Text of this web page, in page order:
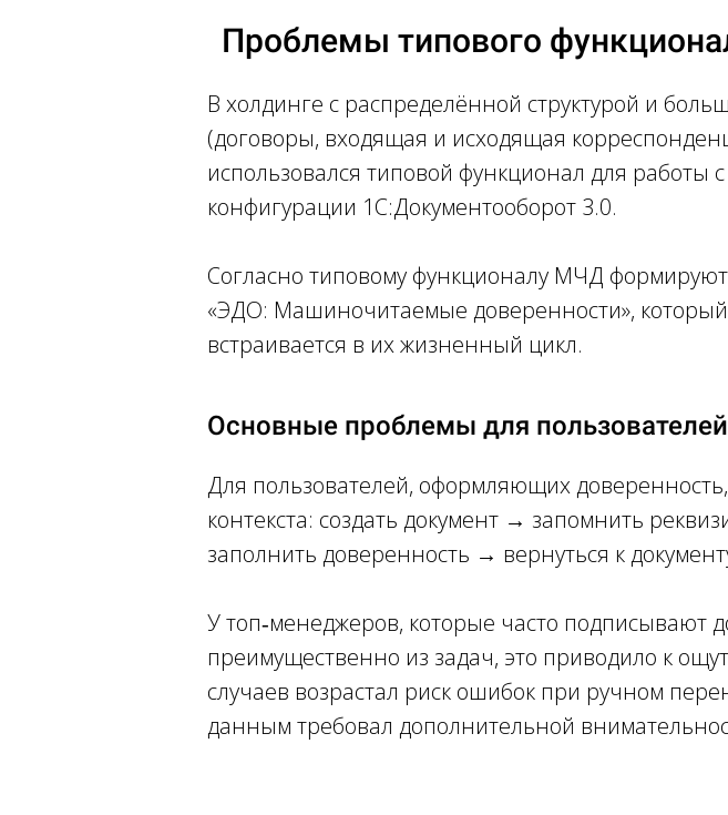
Проблемы типового
В холдинге с распределённой структурой и
(договоры, входящая и исходящая
использовался типовой функционал для
конфигурации 1С:Документооборот 3.0.
Согласно типовому функционалу МЧД
«ЭДО: Машиночитаемые доверенности»,
встраивается в их жизненный цикл.
Основные проблемы для пользователей
Для пользователей, оформляющих
контекста: создать документ → запомнить
заполнить доверенность → вернуться к
У топ‑менеджеров, которые часто
преимущественно из задач, это приводило к
случаев возрастал риск ошибок при ручном
данным требовал дополнительной